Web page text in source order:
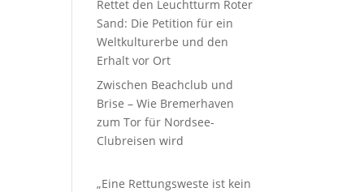
Rettet den Leuchtturm Roter
Sand: Die Petition für ein
Weltkulturerbe und den
Erhalt vor Ort
Zwischen Beachclub und
Brise – Wie Bremerhaven
zum Tor für Nordsee-
Clubreisen wird
„Eine Rettungsweste ist kein